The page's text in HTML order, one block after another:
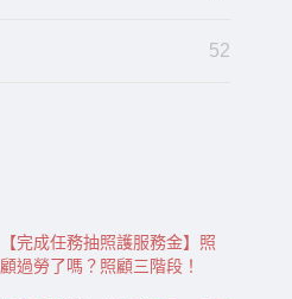
52
【完成任務抽照護服務金】照
顧過勞了嗎？照顧三階段！